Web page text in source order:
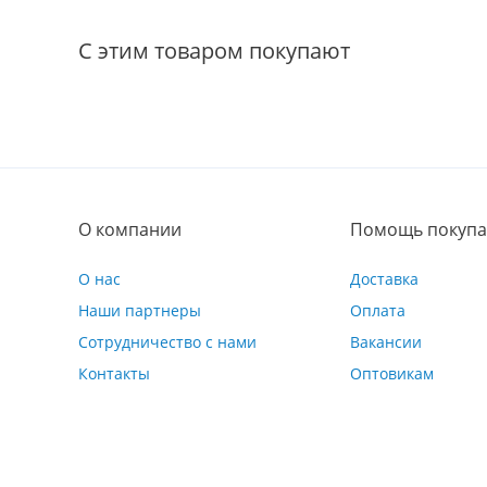
С этим товаром покупают
О компании
О нас
Наши партнеры
Сотрудничество с нами
Контакты
Помощь
Доставка
Оплата
Вакансии
Оптовикам